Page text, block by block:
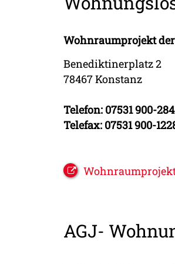
Wohnraumprojekt
Benediktinerplatz 2
78467 Konstanz
Telefon: 07531 900-
Telefax: 07531 900-
AGJ-